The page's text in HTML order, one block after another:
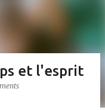
et l'esprit